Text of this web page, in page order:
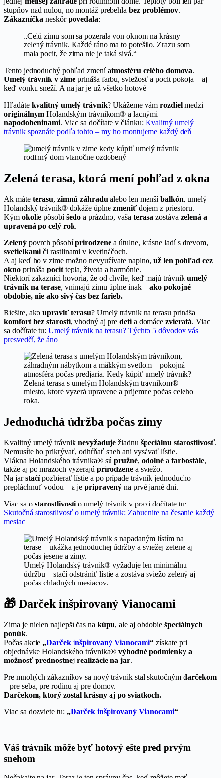
stupňov nad nulou, no montáž prebehla bez problémov.
Zákazníčka neskôrpovedala:
„Celú zimu som sa pozerala von oknom na krásny
zelený trávnik. Každé ráno ma to potešilo. Zrazu som
mala pocit, že zima nie je taká sivá.“
Tento jednoduchý pohľad zmení atmosféru celého domova.
Umelý trávnik v zime prináša farbu, sviežosť a pocit pokoja – aj
keď vonku sneží. A na jar je už všetko hotové.
Hľadáte kvalitný umelý trávnik? Ukážeme vám rozdiel medzi
originálnym Holandským trávnikom® a lacnými
napodobeninami. Viac sa dočítate v článku: Kvalitný umelý
trávnik spoznáte podľa tohto – my ho montujeme každý deň
Zelená terasa, ktorá mení pohľad z okna
Ak máte terasu, zimnú záhradu alebo len menšíbalkón, umelý
Holandský trávnik® dokáže úplne zmeniťdojem z priestoru.
Kým okolie pôsobíšedo a prázdno, vaša terasa zostáva zelená a
upravená po celý rok.
Zelený povrch pôsobíprirodzene a útulne, krásne ladí s drevom,
svetielkami či rastlinami v kvetináčoch.
A aj keď ho v zime možno nevyužívate naplno, už len pohľad cez
okno prináša pocit tepla, života a harmónie.
Niektorí zákazníci hovoria, že od chvíle, keď majú trávnik umelý
trávnik na terase, vnímajú zimu úplne inak – ako pokojné
obdobie, nie ako sivý čas bez farieb.
Riešite, ako upraviť terasu? Umelý trávnik na terasu prináša
komfort bez starostí, vhodný aj pre deti a domáce zvieratá. Viac
sa dočítate tu: Umelý trávnik na terasu? Týchto 5 dôvodov vás
presvedčí, že áno
Zelená terasa s umelým Holandským trávnikom® –
miesto, ktoré vyzerá upravene a príjemne počas celého
roka.
Jednoduchá údržba počas zimy
Kvalitný umelý trávnik nevyžaduje žiadnu špeciálnu starostlivosť.
Nemusíte ho prikrývať, odhŕňať sneh ani vysávať lístie.
Vlákna Holandského trávnika® sú pružné, odolné a farbostále,
takže aj po mrazoch vyzerajú prirodzene a sviežo.
Na jarstačípozbierať lístie a po prípade trávnik jednoducho
prepláchnuť vodou – a je pripravený na prvé jarné dni.
Viac sa o starostlivosti o umelý trávnik v praxi dočítate tu:
Skutočná starostlivosť o umelý trávnik: Zabudnite na česanie každý
mesiac
Umelý Holandský trávnik® vyžaduje len minimálnu
údržbu – stačí odstrániť lístie a zostáva sviežo zelený aj
počas chladných mesiacov.
🎁 Darček inšpirovaný Vianocami
Zima je nielen najlepší čas na kúpu, ale aj obdobie špeciálnych
ponúk.
Počas akcie „Darček inšpirovaný Vianocami“ získate pri
objednávke Holandského trávnika® výhodné podmienky a
možnosť prednostnej realizácie na jar.
Pre mnohých zákazníkov sa nový trávnik stal skutočným darčekom
– pre seba, pre rodinu aj pre domov.
Darčekom, ktorý zostal krásny aj po sviatkoch.
Viac sa dozviete tu: „Darček inšpirovaný Vianocami“
Váš trávnik môže byť hotový ešte pred prvým
snehom